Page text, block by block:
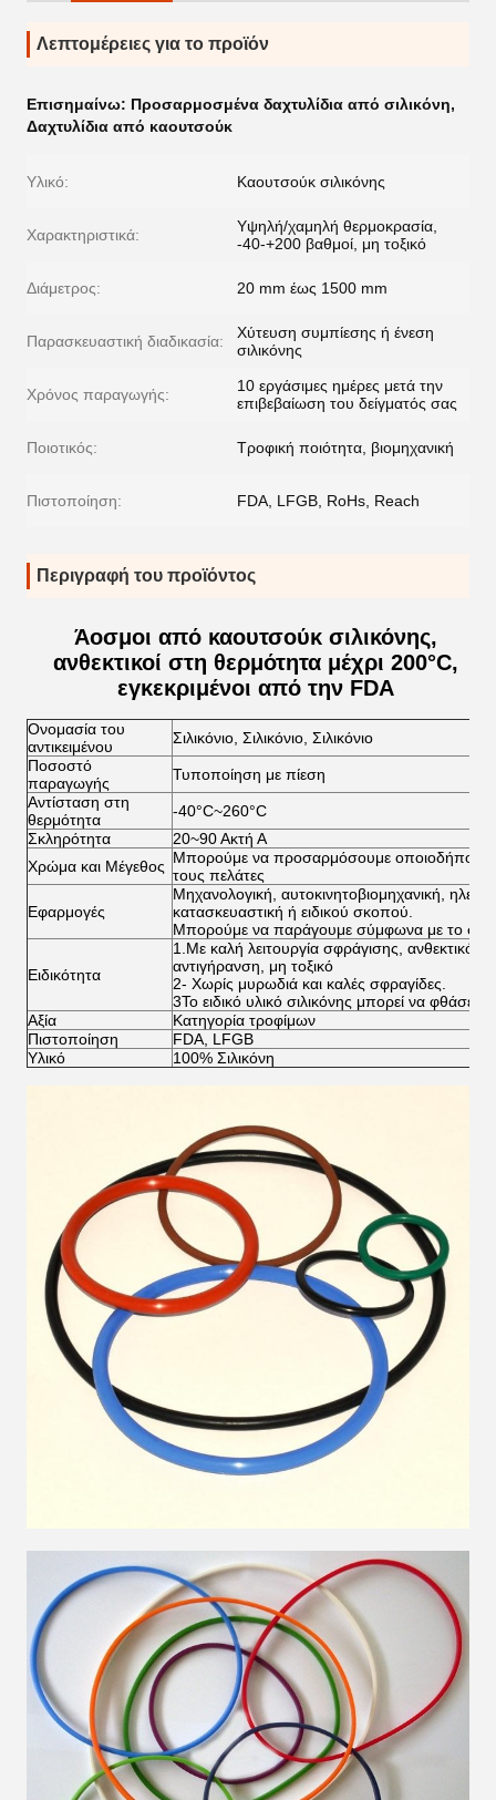
Λεπτομέρειες για το προϊόν
Επισημαίνω: Προσαρμοσμένα δαχτυλίδια από σιλικόνη,
Δαχτυλίδια από καουτσούκ
Υλικό: Καουτσούκ σιλικόνης
Χαρακτηριστικά:
Υψηλή/χαμηλή θερμοκρασία,
-40-+200 βαθμοί, μη τοξικό
Διάμετρος: 20 mm έως 1500 mm
Παρασκευαστική διαδικασία:
Χύτευση συμπίεσης ή ένεση
σιλικόνης
Χρόνος παραγωγής:
10 εργάσιμες ημέρες μετά την
επιβεβαίωση του δείγματός σας
Ποιοτικός: Τροφική ποιότητα, βιομηχανική
Πιστοποίηση: FDA, LFGB, RoHs, Reach
Περιγραφή του προϊόντος
Άοσμοι από καουτσούκ σιλικόνης,
ανθεκτικοί στη θερμότητα μέχρι 200°C,
εγκεκριμένοι από την FDA
Ονομασία του
αντικειμένου
Σιλικόνιο, Σιλικόνιο, Σιλικόνιο
Ποσοστό
παραγωγής
Τυποποίηση με πίεση
Αντίσταση στη
θερμότητα
-40°C~260°C
Σκληρότητα
20~90 Ακτή Α
Χρώμα και Μέγεθος Μπορούμε να προσαρμόσουμε οποιοδήποτε
τους πελάτες
Εφαρμογές
Μηχανολογική, αυτοκινητοβιομηχανική,
κατασκευαστική ή ειδικού σκοπού.
Μπορούμε να παράγουμε σύμφωνα με το
Ειδικότητα
1.Με καλή λειτουργία σφράγισης,
αντιγήρανση, μη τοξικό
2- Χωρίς μυρωδιά και καλές σφραγίδες.
3Το ειδικό υλικό σιλικόνης μπορεί να φθάσει
Αξία
Κατηγορία τροφίμων
Πιστοποίηση
FDA, LFGB
Υλικό
100% Σιλικόνη